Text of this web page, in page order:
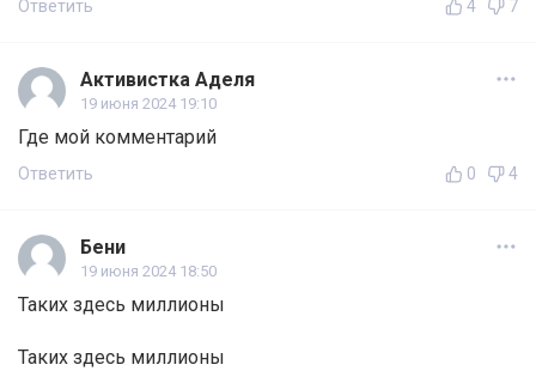
Ответить 4 7
Активистка Аделя
19 июня 2024 19:10
Где мой комментарий
Ответить 0 4
Бени
19 июня 2024 18:50
Таких здесь миллионы
Таких здесь миллионы